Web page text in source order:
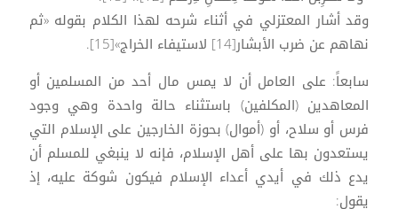
وقد أشار المعتزلي في أثناء شرحه لهذا الكلام بقوله «ثم
نهاهم عن ضرب الأبشار[14] لاستيفاء الخراج»[15].
سابعاً: على العامل أن لا يمس مال أحد من المسلمين أو
المعاهدين (المكلفين) باستثناء حالة واحدة وهي وجود
فرس أو سلاح، أو (أموال) بحوزة الخارجين على الإسلام التي
يستعدون بها على أهل الإسلام، فإنه لا ينبغي للمسلم أن
يدع ذلك في أيدي أعداء الإسلام فيكون شوكة عليه، إذ
يقول: